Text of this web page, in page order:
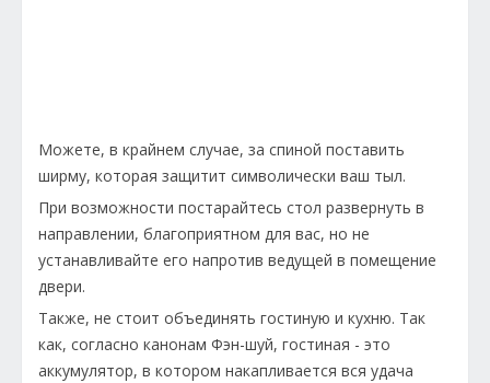
Можете, в крайнем случае, за спиной поставить
ширму, которая защитит символически ваш тыл.
При возможности постарайтесь стол развернуть в
направлении, благоприятном для вас, но не
устанавливайте его напротив ведущей в помещение
двери.
Также, не стоит объединять гостиную и кухню. Так
как, согласно канонам Фэн-шуй, гостиная - это
аккумулятор, в котором накапливается вся удача